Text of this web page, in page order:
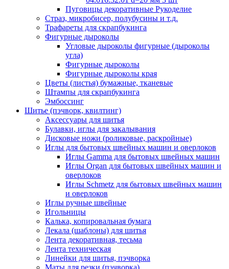
Пуговицы декоративные Рукоделие
Страз, микробисер, полубусины и т.д.
Трафареты для скрапбукинга
Фигурные дыроколы
Угловые дыроколы фигурные (дыроколы
угла)
Фигурные дыроколы
Фигурные дыроколы края
Цветы (листья) бумажные, тканевые
Штампы для скрапбукинга
Эмбоссинг
Шитье (пэчворк, квилтинг)
Аксессуары для шитья
Булавки, иглы для закалывания
Дисковые ножи (роликовые, раскройные)
Иглы для бытовых швейных машин и оверлоков
Иглы Gamma для бытовых швейных машин
Иглы Organ для бытовых швейных машин и
оверлоков
Иглы Schmetz для бытовых швейных машин
и оверлоков
Иглы ручные швейные
Игольницы
Калька, копировальная бумага
Лекала (шаблоны) для шитья
Лента декоративная, тесьма
Лента техническая
Линейки для шитья, пэчворка
Маты для резки (пэчворка)